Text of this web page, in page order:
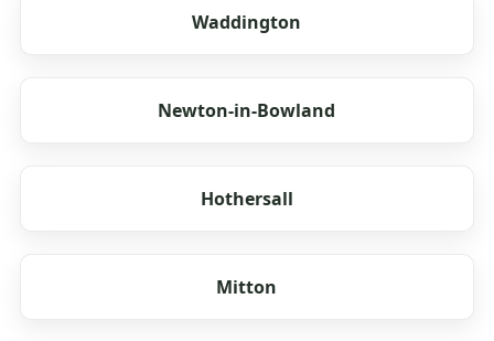
Waddington
Newton-in-Bowland
Hothersall
Mitton